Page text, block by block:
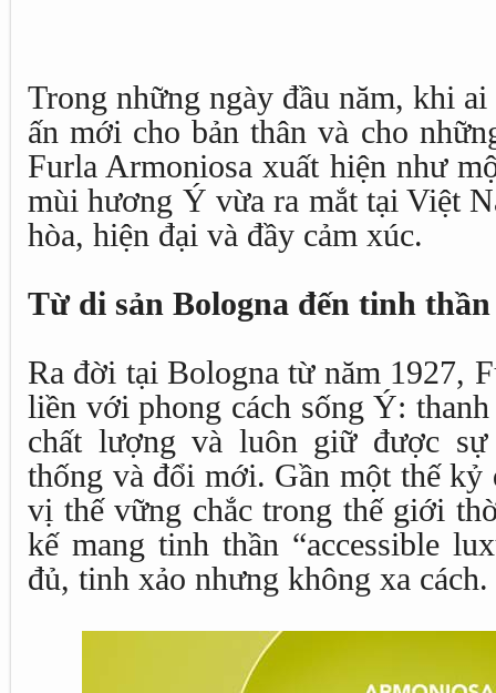
Trong những ngày đầu năm, khi
ấn mới cho bản thân và cho
Furla Armoniosa xuất hiện như
mùi hương Ý vừa ra mắt tại Việt
hòa, hiện đại và đầy cảm xúc.
Từ di sản Bologna đến tinh
Ra đời tại Bologna từ năm 1927,
liền với phong cách sống Ý:
chất lượng và luôn giữ được sự
thống và đổi mới. Gần một thế kỷ
vị thế vững chắc trong thế giới
kế mang tinh thần “accessible
đủ, tinh xảo nhưng không xa cách.